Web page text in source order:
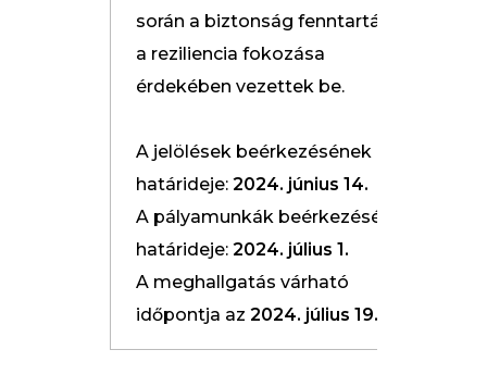
során a biztonság fenntartása,
a reziliencia fokozása
érdekében vezettek be.
A jelölések beérkezésének
határideje: 2024. június 14.
A pályamunkák beérkezésének
határideje: 2024. július 1.
A meghallgatás várható
időpontja az 2024. július 19.